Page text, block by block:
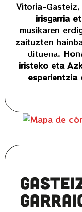
Vitoria-Gasteiz,
irisgarria
musikaren
zaituzten
dituena.
iristeko eta
esperientzia